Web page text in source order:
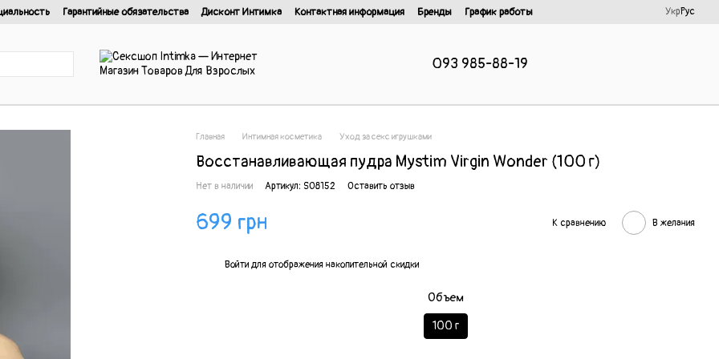
Гарантийные обязательства Дисконт Интимка Контактная информация Бренды
График работы
УкрРус
093 985-88-19
Главная Интимная косметика Уход за секс игрушками
Восстанавливающая пудра Mystim Virgin Wonder (100 г)
Нет в наличии Артикул: SO8152 Оставить отзыв
699 грн К сравнению В желания
Войти для отображения накопительной скидки
Объем
100 г